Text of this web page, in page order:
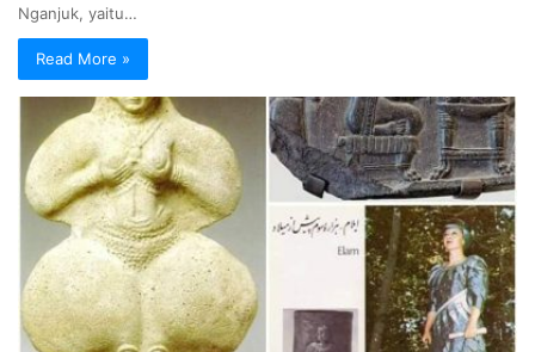
Nganjuk, yaitu…
Read More »